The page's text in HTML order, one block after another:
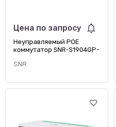
Цена по запросу
Неуправляемый POE
коммутатор SNR-S1904GP-
SNR